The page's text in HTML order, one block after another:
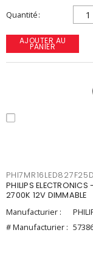
Quantité
AJOUTER AU
PANIER
PHILIPS
2700K 12V DIMMABLE
Manufacturier :
# Manufacturier :